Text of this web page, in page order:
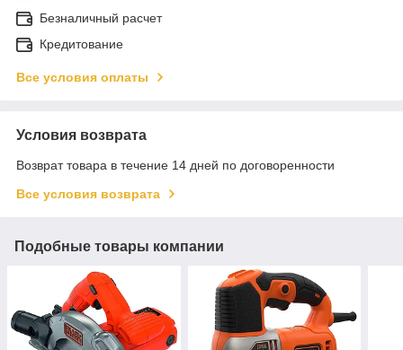
Безналичный расчет
Кредитование
Все условия оплаты
Условия возврата
Возврат товара в течение 14 дней по договоренности
Все условия возврата
Подобные товары компании